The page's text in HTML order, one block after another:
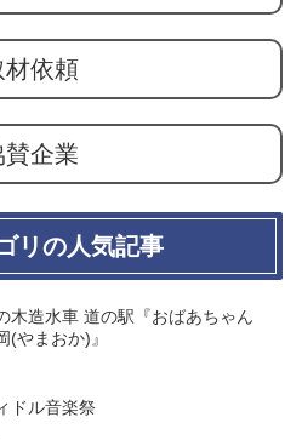
材依頼
賛企業
リの人気記事
木造水車 道の駅『おばあちゃん
(やまおか)』
ドル音楽祭